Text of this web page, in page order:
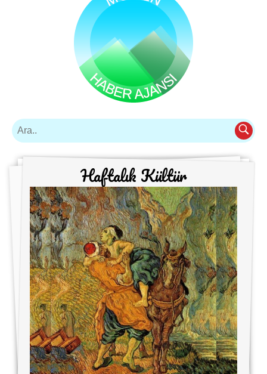
Haftalık Kültür